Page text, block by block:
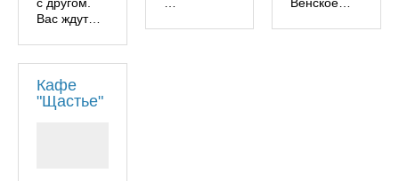
Вас ждут…
Кафе
"Щастье"